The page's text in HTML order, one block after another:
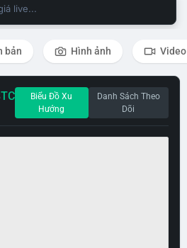
live...
bản Hình ảnh Video
Biểu Đồ Xu
Hướng
Danh Sách Theo
Dõi